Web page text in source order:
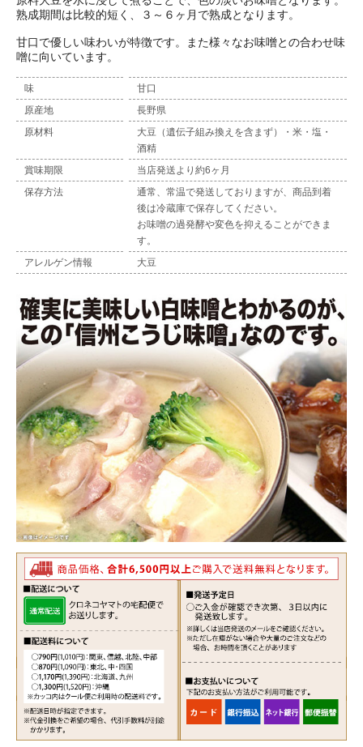
熟成期間は比較的短く、３～６ヶ月で熟成となります。
甘口で優しい味わいが特徴です。また様々なお味噌との合わせ味
噌に向いています。
味
甘口
原産地
長野県
原材料
大豆（遺伝子組み換えを含まず）・米・塩・
酒精
賞味期限
当店発送より約6ヶ月
保存方法
通常、常温で発送しておりますが、商品到着
後は冷蔵庫で保存してください。
お味噌の過発酵や変色を抑えることができま
す。
アレルゲン情報
大豆